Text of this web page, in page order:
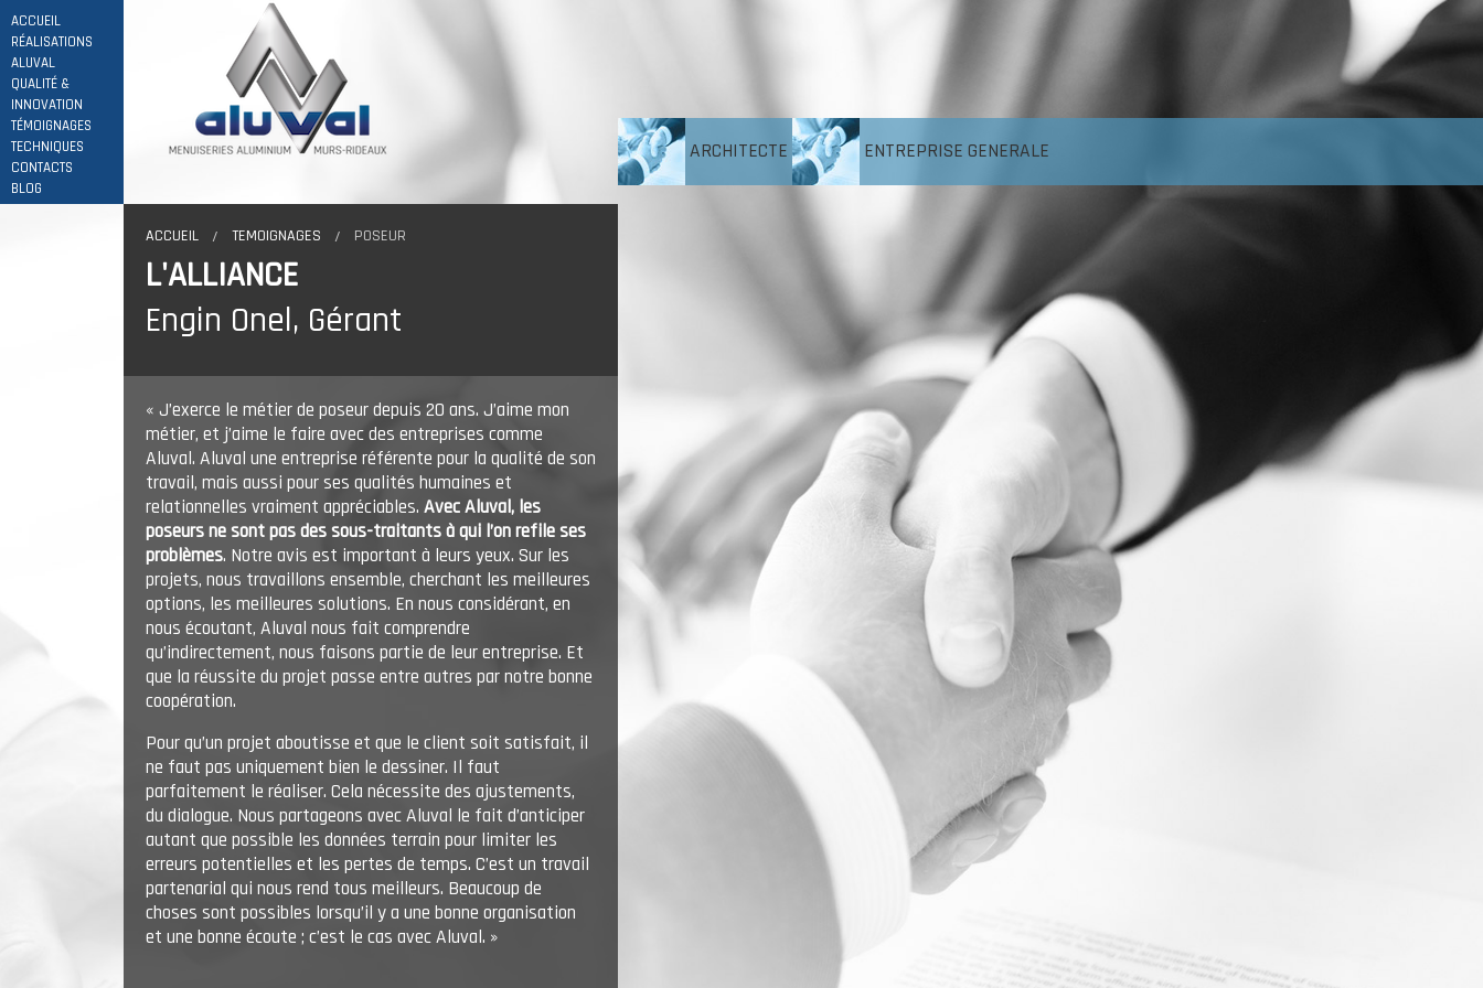
ACCUEIL
RÉALISATIONS
ALUVAL
QUALITÉ &
INNOVATION
TÉMOIGNAGES
TECHNIQUES
CONTACTS
BLOG
ARCHITECTE ENTREPRISE GENERALE
ACCUEIL TEMOIGNAGES POSEUR
L'ALLIANCE
Engin Onel, Gérant
« J’exerce le métier de poseur depuis 20 ans. J’aime mon
métier, et j’aime le faire avec des entreprises comme
Aluval. Aluval une entreprise référente pour la qualité de son
travail, mais aussi pour ses qualités humaines et
relationnelles vraiment appréciables. Avec Aluval, les
poseurs ne sont pas des sous-traitants à qui l’on refile ses
problèmes. Notre avis est important à leurs yeux. Sur les
projets, nous travaillons ensemble, cherchant les meilleures
options, les meilleures solutions. En nous considérant, en
nous écoutant, Aluval nous fait comprendre
qu’indirectement, nous faisons partie de leur entreprise. Et
que la réussite du projet passe entre autres par notre bonne
coopération.
Pour qu’un projet aboutisse et que le client soit satisfait, il
ne faut pas uniquement bien le dessiner. Il faut
parfaitement le réaliser. Cela nécessite des ajustements,
du dialogue. Nous partageons avec Aluval le fait d’anticiper
autant que possible les données terrain pour limiter les
erreurs potentielles et les pertes de temps. C’est un travail
partenarial qui nous rend tous meilleurs. Beaucoup de
choses sont possibles lorsqu’il y a une bonne organisation
et une bonne écoute ; c’est le cas avec Aluval. »